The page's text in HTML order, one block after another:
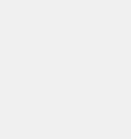
del mundo.
visitas está sujeto a
son orientativos.